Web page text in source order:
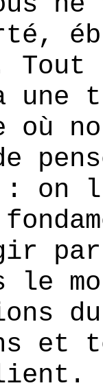
où
on
par
du
et